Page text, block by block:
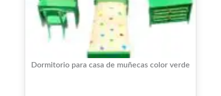
Dormitorio para casa de muñecas color verde